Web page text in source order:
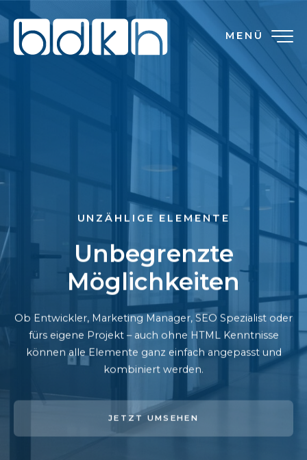
MENÜ
UNZÄHLIGE ELEMENTE
Unbegrenzte
Möglichkeiten
Ob Entwickler, Marketing Manager, SEO Spezialist oder
fürs eigene Projekt – auch ohne HTML Kenntnisse
können alle Elemente ganz einfach angepasst und
kombiniert werden.
JETZT UMSEHEN